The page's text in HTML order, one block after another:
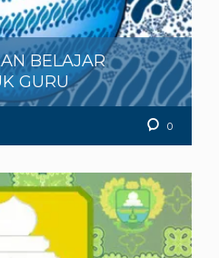
BELAJAR
GURU
0